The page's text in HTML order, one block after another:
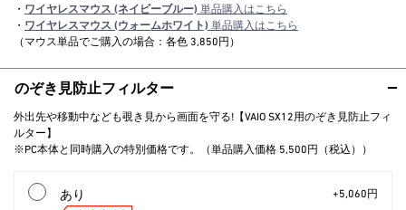
・ ワイヤレスマウス (ネイビーブルー) 単品購入はこちら
・ ワイヤレスマウス (ウォームホワイト) 単品購入はこちら
（マウス単品でご購入の場合：各色 3,850円）
のぞき見防止フィルター
外出先や移動中なども覗き見から画面を守る!【VAIO SX12用のぞき見防止フィ
ルター】
※PC本体と同時購入の特別価格です。（単品購入価格 5,500円（税込））
あり +5,060円